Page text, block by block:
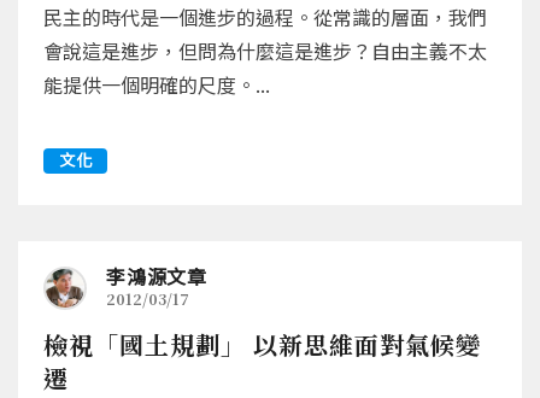
民主的時代是一個進步的過程。從常識的層面，我們
會說這是進步，但問為什麼這是進步？自由主義不太
能提供一個明確的尺度。...
文化
李鴻源文章
2012/03/17
檢視「國土規劃」 以新思維面對氣候變
遷